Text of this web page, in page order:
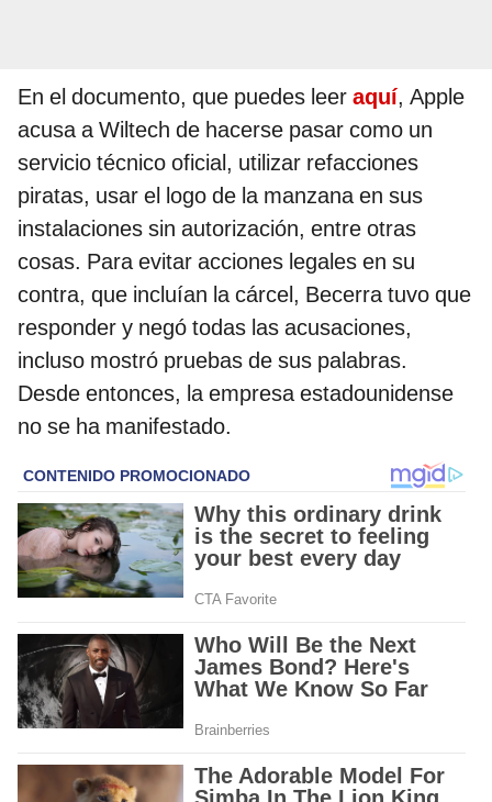
En el documento, que puedes leer aquí, Apple
acusa a Wiltech de hacerse pasar como un
servicio técnico oficial, utilizar refacciones
piratas, usar el logo de la manzana en sus
instalaciones sin autorización, entre otras
cosas. Para evitar acciones legales en su
contra, que incluían la cárcel, Becerra tuvo que
responder y negó todas las acusaciones,
incluso mostró pruebas de sus palabras.
Desde entonces, la empresa estadounidense
no se ha manifestado.